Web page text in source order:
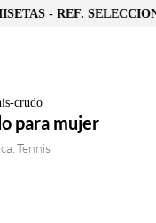
- REF.
para mujer
Tennis